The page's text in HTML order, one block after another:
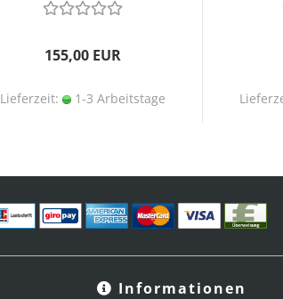
155,00 EUR
Lieferzeit: 1-3 Arbeitstage
Informationen